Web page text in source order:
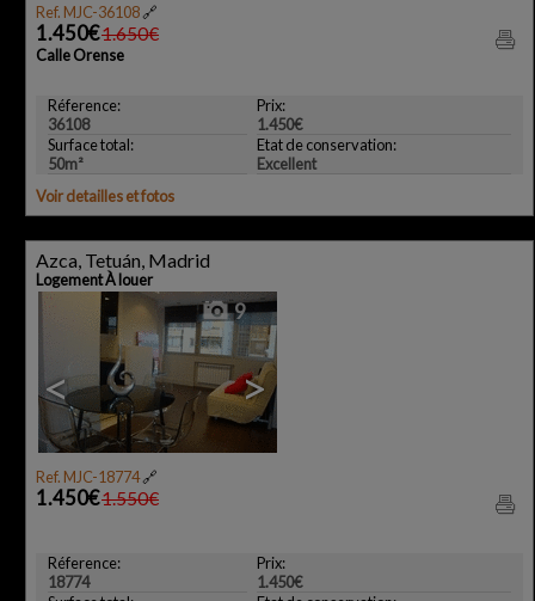
Ref. MJC-36108🔗
1.450€1.650€
Calle Orense
Réference:
36108
Prix:
1.450€
Surface total:
50m²
Etat de conservation:
Excellent
Voir detailles et fotos
Azca, Tetuán, Madrid
Logement À louer
< >
9
Ref. MJC-18774🔗
1.450€1.550€
Réference:
18774
Prix:
1.450€